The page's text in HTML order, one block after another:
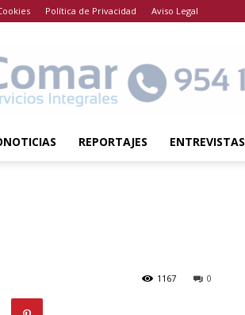
Política de Privacidad Aviso Legal
REPORTAJES ENTREVISTAS
0
1167